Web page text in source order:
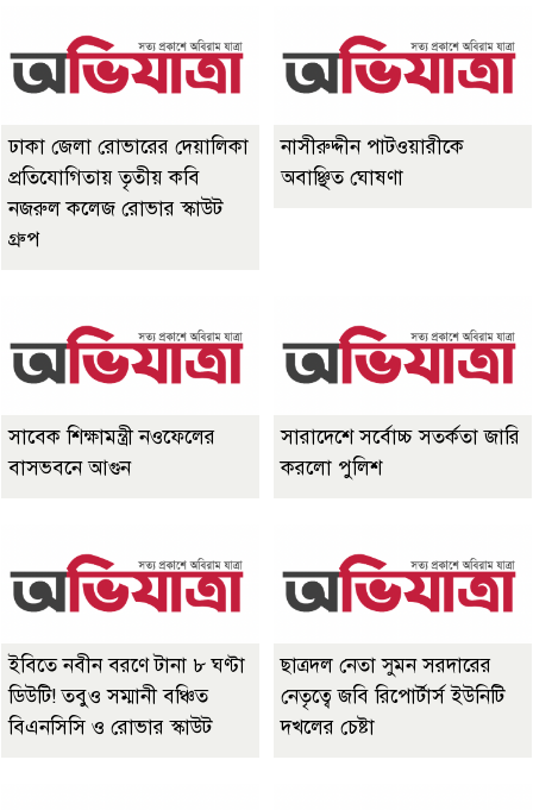
ঢাকা জেলা রোভারের দেয়ালিকা
প্রতিযোগিতায় তৃতীয় কবি
নজরুল কলেজ রোভার স্কাউট
গ্রুপ
নাসীরুদ্দীন পাটওয়ারীকে
অবাঞ্ছিত ঘোষণা
সাবেক শিক্ষামন্ত্রী নওফেলের
বাসভবনে আগুন
সারাদেশে সর্বোচ্চ সতর্কতা জারি
করলো পুলিশ
ইবিতে নবীন বরণে টানা ৮ ঘণ্টা
ডিউটি! তবুও সম্মানী বঞ্চিত
বিএনসিসি ও রোভার স্কাউট
ছাত্রদল নেতা সুমন সরদারের
নেতৃত্বে জবি রিপোর্টার্স ইউনিটি
দখলের চেষ্টা